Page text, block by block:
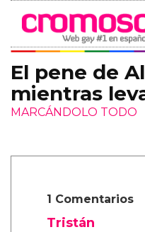
El pene de
mientras
MARCÁNDOLO TODO
1 Comentarios
Tristán